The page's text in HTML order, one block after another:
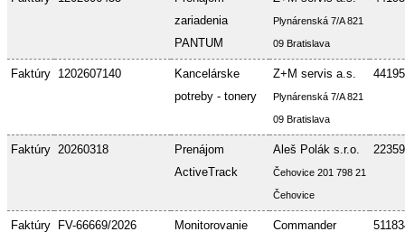
zariadenia
PANTUM
Plynárenská 7/A 821
09 Bratislava
Faktúry 1202607140
Kancelárske
potreby - tonery
Z+M servis a.s.
Plynárenská 7/A 821
09 Bratislava
Faktúry 20260318
Prenájom
ActiveTrack
Aleš Polák s.r.o.
Čehovice 201 798 21
Čehovice
Faktúry FV-66669/2026
Monitorovanie
Commander